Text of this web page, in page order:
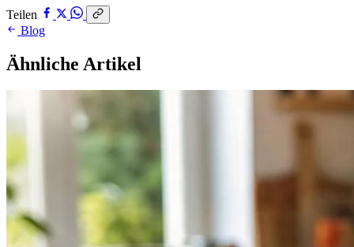
Teilen
Blog
Ähnliche Artikel